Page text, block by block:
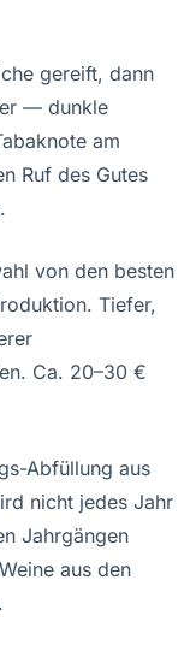
gereift, dann
— dunkle
am
Ruf des Gutes
von den besten
Tiefer,
Ca. 20–30 €
Abfüllung aus
nicht jedes Jahr
Jahrgängen
aus den